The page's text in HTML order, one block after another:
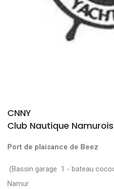
CNNY
Club Nautique
Port de plaisance de Beez
(Bassin garage 1 -
Namur